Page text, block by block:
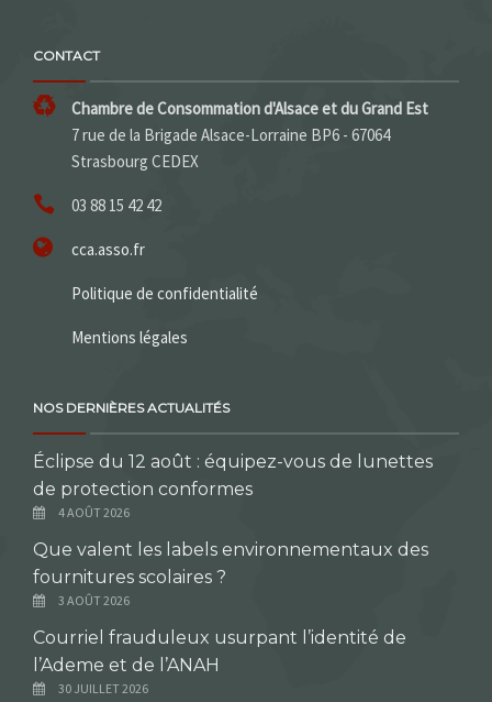
CONTACT
Chambre de Consommation d'Alsace et du Grand Est
7 rue de la Brigade Alsace-Lorraine BP6 - 67064
Strasbourg CEDEX
03 88 15 42 42
cca.asso.fr
Politique de confidentialité
Mentions légales
NOS DERNIÈRES ACTUALITÉS
Éclipse du 12 août : équipez-vous de lunettes
de protection conformes
4 AOÛT 2026
Que valent les labels environnementaux des
fournitures scolaires ?
3 AOÛT 2026
Courriel frauduleux usurpant l’identité de
l’Ademe et de l’ANAH
30 JUILLET 2026